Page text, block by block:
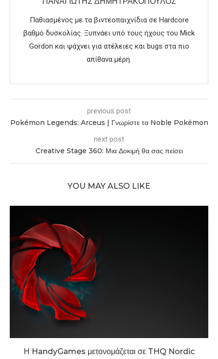
Παθιασμένος με τα βιντεοπαιχνίδια σε Hardcore
βαθμό δυσκολίας. Ξυπνάει υπό τους ήχους του Mick
Gordon και ψάχνει για ατέλειες και bugs στα πιο
απίθανα μέρη.
previous post
Pokémon Legends: Arceus | Γνωρίστε τα Noble Pokémon
next post
Creative Stage 360: Μια Δοκιμή θα σας πείσει
YOU MAY ALSO LIKE
Η HandyGames μετονομάζεται σε THQ Nordic